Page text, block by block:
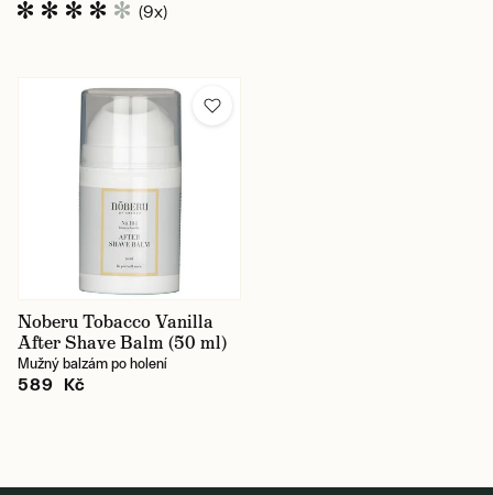
(9x)
Noberu Tobacco Vanilla
After Shave Balm (50 ml)
Mužný balzám po holení
589 Kč